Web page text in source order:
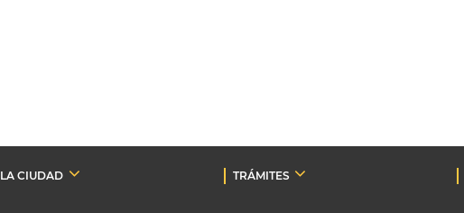
LA CIUDAD TRÁMITES